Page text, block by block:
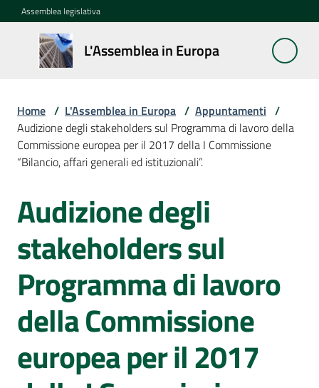
Vai al contenuto
Vai alla navigazione
Vai al footer
Assemblea legislativa
L'Assemblea in Europa
L'Assemblea
in Europa
Cos'è
la
Sessione
La
europea
Le
Sessioni
Notizie
Home / L'Assemblea in Europa / Appuntamenti /
Audizione degli stakeholders sul Programma di lavoro della
Commissione europea per il 2017 della I Commissione
“Bilancio, affari generali ed istituzionali”.
Salta al contenuto
Audizione degli
stakeholders sul
Programma di lavoro
della Commissione
europea per il 2017